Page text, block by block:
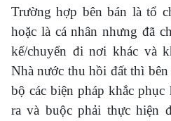
Trường hợp bên bán là tổ
hoặc là cá nhân nhưng đã
kế/chuyển đi nơi khác và
Nhà nước thu hồi đất thì
bộ các biện pháp khắc
ra và buộc phải thực hiện